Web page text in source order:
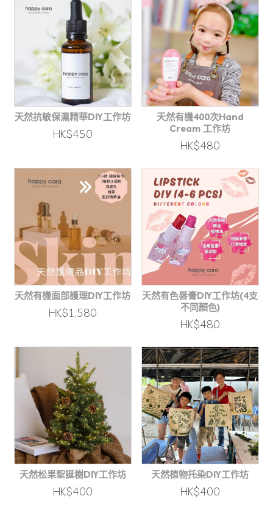
天然抗敏保濕精華DIY工作坊
HK$450
天然有機400次Hand
Cream 工作坊
HK$480
天然有機面部護理DIY工作坊
HK$1,580
天然有色唇膏DIY工作坊(4支
不同顏色)
HK$480
天然松果聖誕樹DIY工作坊
HK$400
天然植物托染DIY工作坊
HK$400